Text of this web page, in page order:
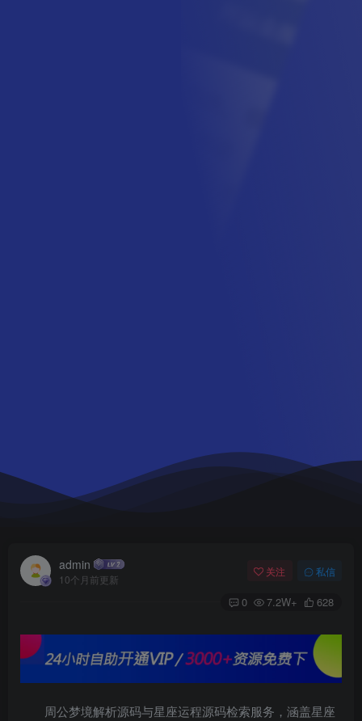
admin
10个月前更新
关注 私信
0 7.2W+ 628
周公梦境解析源码与星座运程源码检索服务，涵盖星座